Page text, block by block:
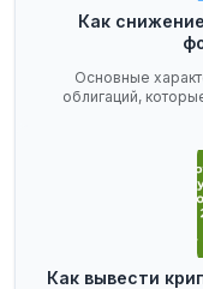
Как
Основные
облигаций,
Как вывести